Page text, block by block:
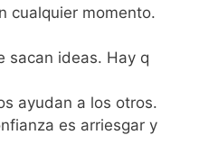
cualquier momento.
sacan ideas. Hay q
ayudan a los otros.
es arriesgar y